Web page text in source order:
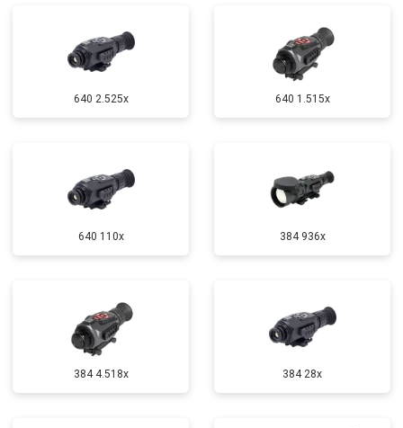
640 2.525x 640 1.515x
640 110x 384 936x
384 4.518x 384 28x